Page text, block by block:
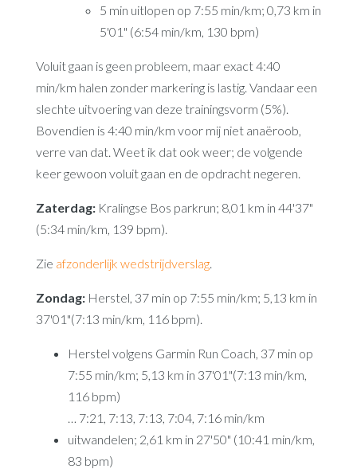
5 min uitlopen op 7:55 min/km; 0,73 km in
5'01" (6:54 min/km, 130 bpm)
Voluit gaan is geen probleem, maar exact 4:40
min/km halen zonder markering is lastig. Vandaar een
slechte uitvoering van deze trainingsvorm (5%).
Bovendien is 4:40 min/km voor mij niet anaëroob,
verre van dat. Weet ik dat ook weer; de volgende
keer gewoon voluit gaan en de opdracht negeren.
Zaterdag:Kralingse Bos parkrun; 8,01 km in 44'37"
(5:34 min/km, 139 bpm).
Zie afzonderlijk wedstrijdverslag.
Zondag:Herstel, 37 min op 7:55 min/km; 5,13 km in
37'01"(7:13 min/km, 116 bpm).
Herstel volgens Garmin Run Coach, 37 min op
7:55 min/km; 5,13 km in 37'01"(7:13 min/km,
116 bpm)
… 7:21, 7:13, 7:13, 7:04, 7:16 min/km
uitwandelen; 2,61 km in 27'50" (10:41 min/km,
83 bpm)